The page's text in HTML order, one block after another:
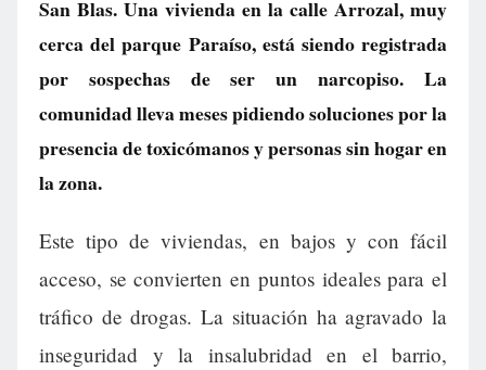
San Blas. Una vivienda en la calle Arrozal, muy
cerca del parque Paraíso, está siendo registrada
por sospechas de ser un narcopiso. La
comunidad lleva meses pidiendo soluciones por la
presencia de toxicómanos y personas sin hogar en
la zona.
Este tipo de viviendas, en bajos y con fácil
acceso, se convierten en puntos ideales para el
tráfico de drogas. La situación ha agravado la
inseguridad y la insalubridad en el barrio,